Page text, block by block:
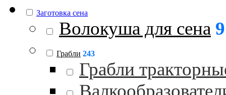
Заготовка сена
Волокуша для сена 9
Грабли 243
Грабли